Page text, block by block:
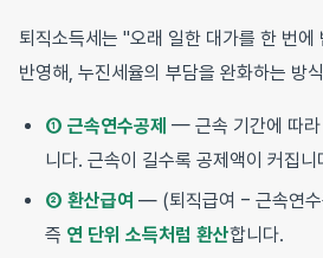
퇴직소득세는 "오래 일한 대가를 한 번에
반영해, 누진세율의 부담을 완화하는 방
① 근속연수공제 — 근속 기간에 따라
니다. 근속이 길수록 공제액이 커집니
② 환산급여 — (퇴직급여 − 근속연
즉 연 단위 소득처럼 환산합니다.